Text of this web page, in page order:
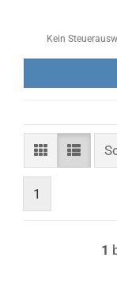
Kein
1
1